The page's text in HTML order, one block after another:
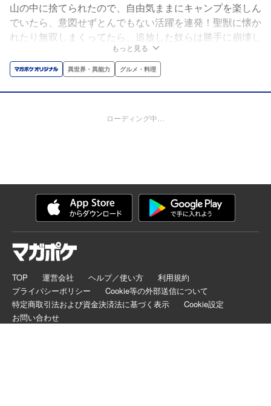
山の中に捨てられたので、自由気ままにキャンプを楽しん
でいたら、意図せずとんでもない活躍を連発！聖獣に懐か
れたり無双しまくってたら、追放した奴らは勝手に崩壊し
ていき…俺は何故かモテモテに!?痛快ざまぁ系、ハーレム
＆グルメファンタジー!!
もっと見る
異世界・異能力 グルメ・料理
ローディング中…
TOP 運営会社 ヘルプ／使い方
利用規約
プライバシーポリシー
Cookie等の外部送信について
特定商取引法および資金決済法に基づく表示
Cookie設定
お問い合わせ